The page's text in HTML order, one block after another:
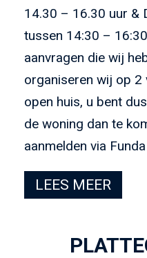
14.30 – 16.30 uur &
tussen 14:30 –
aanvragen die wij
organiseren wij op 2
open huis, u bent
de woning dan te
aanmelden via
LEES MEER